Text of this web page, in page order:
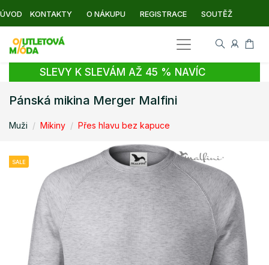
ÚVOD KONTAKTY O NÁKUPU REGISTRACE SOUTĚŽ
SLEVY K SLEVÁM AŽ 45 % NAVÍC
Pánská mikina Merger Malfini
Muži Mikiny Přes hlavu bez kapuce
SALE